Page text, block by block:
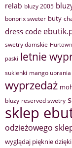
relab bluzy 2005
bonprix sweter buty
dress code
swetry damskie
paski letnie
sukienki mango ubrania
wyprzedaż
bluzy reserved swetry
sklep
odzieżowego
wyglądaj pięknie